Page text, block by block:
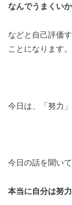
なんでうまくい
などと自己評価
ことになります。
今日は、「努力
今日の話を聞いて
本当に自分は努